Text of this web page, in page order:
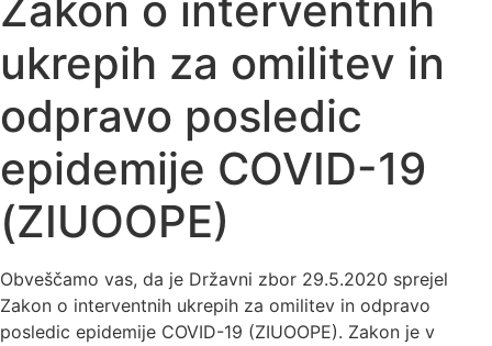
ukrepih za omilitev in
odpravo posledic
epidemije COVID-19
(ZIUOOPE)
Obveščamo vas, da je Državni zbor 29.5.2020 sprejel
Zakon o interventnih ukrepih za omilitev in odpravo
posledic epidemije COVID-19 (ZIUOOPE). Zakon je v